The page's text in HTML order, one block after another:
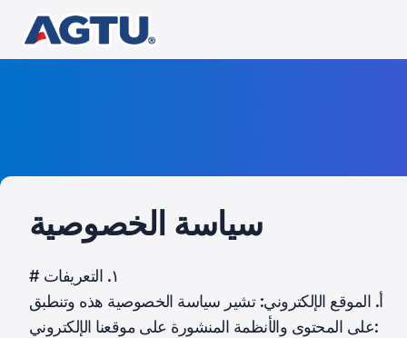
سياسة الخصوصية
# ١. التعريفات
أ. الموقع الإلكتروني: تشير سياسة الخصوصية هذه وتنطبق
على المحتوى والأنظمة المنشورة على موقعنا الإلكتروني: